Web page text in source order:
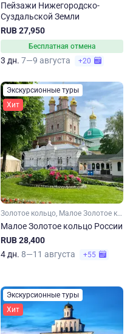
Пейзажи Нижегородско-
Суздальской Земли
RUB 27,950
Бесплатная отмена
3 дн. 7—9 августа +20
Экскурсионные туры
Хит
Золотое кольцо, Малое Золотое кольцо, Московская область, Владимирская область, Ярославская область, Костромская область, Ивановская область
Малое Золотое кольцо России
RUB 28,400
4 дн. 8—11 августа +55
Экскурсионные туры
Хит